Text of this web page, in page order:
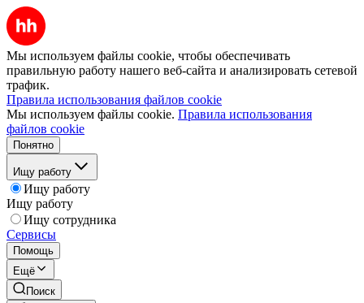
Мы используем файлы cookie, чтобы обеспечивать
правильную работу нашего веб-сайта и анализировать сетевой
трафик.
Правила использования файлов cookie
Мы используем файлы cookie. Правила использования
файлов cookie
Понятно
Ищу работу
Ищу работу
Ищу работу
Ищу сотрудника
Сервисы
Помощь
Ещё
Поиск